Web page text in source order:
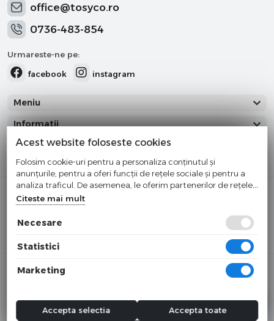
office@tosyco.ro
0736-483-854
Urmareste-ne pe:
facebook
instagram
Meniu
Informatii
Categorii
Cumparati cu incredere
Checkout securizat de Netopia
© 2025 tosyco.ro
valabile in limita stocului disponibil.
webdesign by webname.ro
×
Acest website foloseste cookies
Folosim cookie-uri pentru a personaliza conținutul și
anunțurile, pentru a oferi funcții de rețele sociale și pentru a
analiza traficul. De asemenea, le oferim partenerilor de rețele
sociale, de publicitate și de analize informații cu privire la
modul în care folosiți site-ul nostru. Aceștia le pot combina cu
alte informații oferite de dvs. sau culese în urma folosirii
Citeste mai mult
Necesare
Statistici
Marketing
Accepta selectia Accepta toate